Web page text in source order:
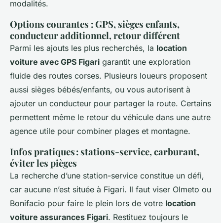
modalités.
Options courantes : GPS, sièges enfants,
conducteur additionnel, retour différent
Parmi les ajouts les plus recherchés, la location
voiture avec GPS Figari garantit une exploration
fluide des routes corses. Plusieurs loueurs proposent
aussi sièges bébés/enfants, ou vous autorisent à
ajouter un conducteur pour partager la route. Certains
permettent même le retour du véhicule dans une autre
agence utile pour combiner plages et montagne.
Infos pratiques : stations-service, carburant,
éviter les pièges
La recherche d’une station-service constitue un défi,
car aucune n’est située à Figari. Il faut viser Olmeto ou
Bonifacio pour faire le plein lors de votre location
voiture assurances Figari. Restituez toujours le